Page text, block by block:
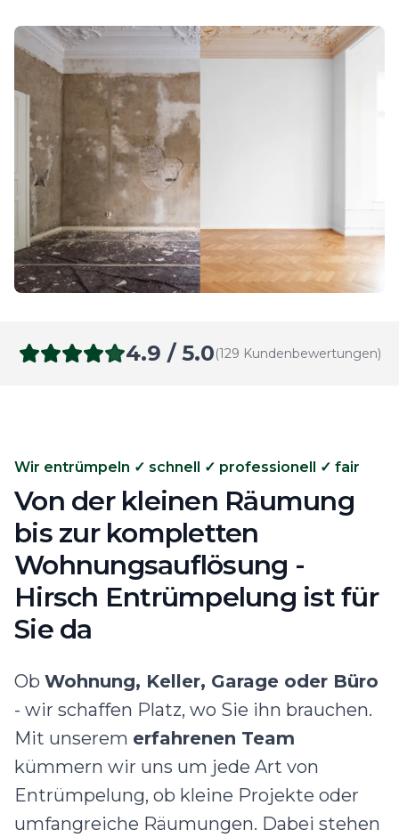
4.9 / 5.0(129 Kundenbewertungen)
Wir entrümpeln ✓ schnell ✓ professionell ✓ fair
Von der kleinen Räumung
bis zur kompletten
Wohnungsauflösung -
Hirsch Entrümpelung ist für
Sie da
Ob Wohnung, Keller, Garage oder Büro
- wir schaffen Platz, wo Sie ihn brauchen.
Mit unserem erfahrenen Team
kümmern wir uns um jede Art von
Entrümpelung, ob kleine Projekte oder
umfangreiche Räumungen. Dabei stehen